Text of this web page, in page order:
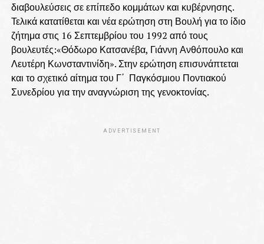
διαβουλεύσεις σε επίπεδο κομμάτων και κυβέρνησης.
Τελικά κατατίθεται και νέα ερώτηση στη Βουλή για το ίδιο
ζήτημα στις 16 Σεπτεμβρίου του 1992 από τους
βουλευτές:«Θόδωρο Κατσανέβα, Γιάννη Ανθόπουλο και
Λευτέρη Κωνσταντινίδη». Στην ερώτηση επισυνάπτεται
και το σχετικό αίτημα του Γ΄ Παγκόσμιου Ποντιακού
Συνεδρίου για την αναγνώριση της γενοκτονίας.
ADVERTISEMENT